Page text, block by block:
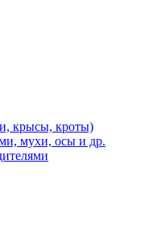
крысы, кроты)
мухи, осы и др.